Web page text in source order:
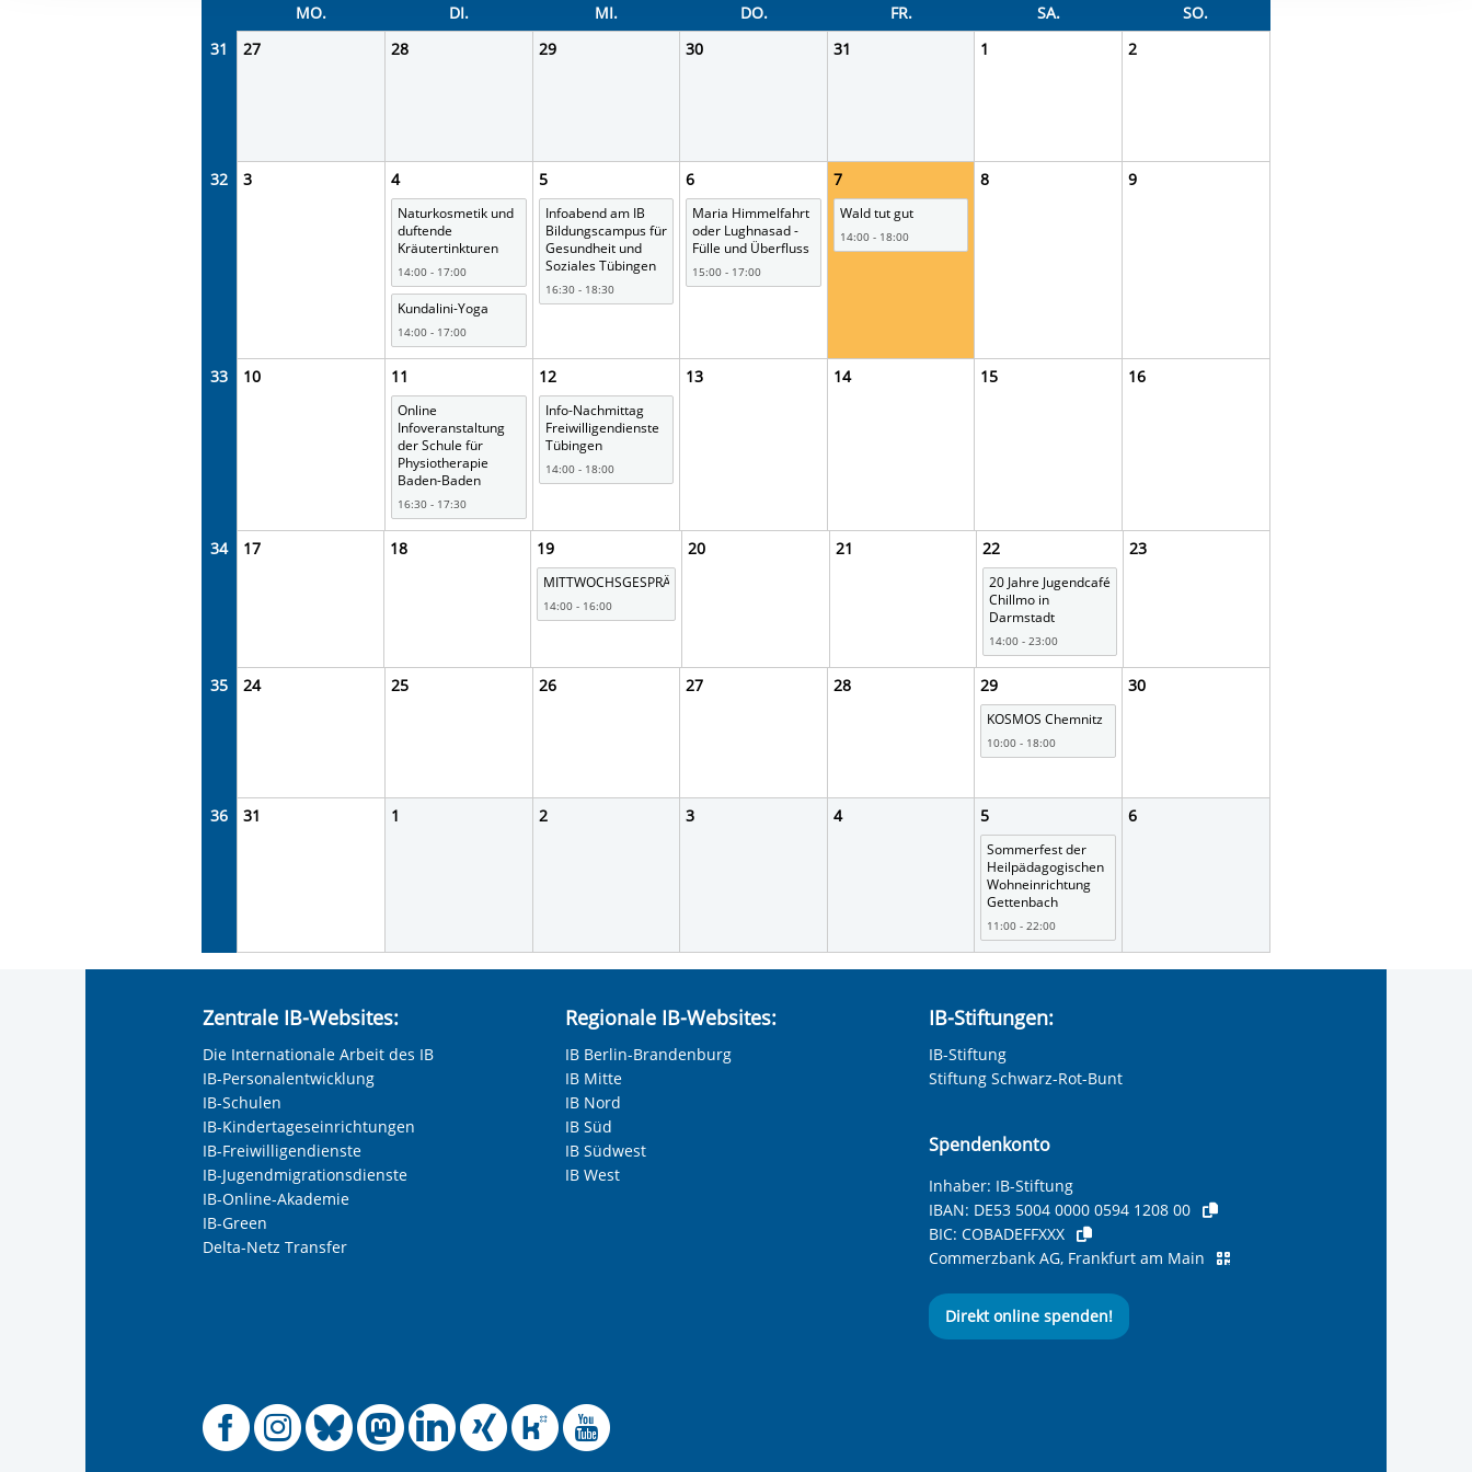
Ihre etwaige Einwilligung erstreckt sich nicht auf notwendige Cookies, die erforderlich zur Bereitstellung
der von Ihnen aufgerufenen und somit gewünschten Website-Funktionen sind. Diese Cookies setzen wir
MO. DI. MI. DO. FR. SA.
SO.
31
27 28 29 30 31 1 2
32 3 4
Naturkosmetik und
duftende
Kräutertinkturen
14:00 - 17:00
Kundalini-Yoga
14:00 - 17:00
5
Infoabend am IB
Bildungscampus für
Gesundheit und
Soziales Tübingen
16:30 - 18:30
6
Maria Himmelfahrt
oder Lughnasad -
Fülle und Überfluss
15:00 - 17:00
7
Wald tut gut
14:00 - 18:00
8 9
33 10 11
Online
Infoveranstaltung
der Schule für
Physiotherapie
Baden-Baden
16:30 - 17:30
12
Info-Nachmittag
Freiwilligendienste
Tübingen
14:00 - 18:00
13 14 15 16
34 17 18 19
MITTWOCHSGESPRÄCHE
14:00 - 16:00
20 21 22
20 Jahre Jugendcafé
Chillmo in
Darmstadt
14:00 - 23:00
23
35 24 25 26 27 28 29
KOSMOS Chemnitz
10:00 - 18:00
30
36 31 1 2 3 4 5
Sommerfest der
Heilpädagogischen
Wohneinrichtung
Gettenbach
11:00 - 22:00
6
Zentrale IB-Websites:
Die Internationale Arbeit des IB
IB-Personalentwicklung
IB-Schulen
IB-Kindertageseinrichtungen
IB-Freiwilligendienste
IB-Jugendmigrationsdienste
IB-Online-Akademie
IB-Green
Delta-Netz Transfer
Regionale IB-Websites:
IB Berlin-Brandenburg
IB Mitte
IB Nord
IB Süd
IB Südwest
IB West
IB-Stiftungen:
IB-Stiftung
Stiftung Schwarz-Rot-Bunt
Spendenkonto
Inhaber: IB-Stiftung
IBAN: DE53 5004 0000 0594 1208 00
BIC: COBADEFFXXX
Commerzbank AG, Frankfurt am Main
Direkt online spenden!
Offizielle Facebook-Seite des Internationalen Bund
Offizielle Instagram-Seite des Internationalen Bund
Offizielle BlueSky-Seite des Internationalen Bund
Offizielle Mastodon-Seite des Internationalen
Offizielle LinkedIn-Seite des Internationalen
Offizielle Xing-Seite des Internationalen
Offizielle Kununu-Seite des